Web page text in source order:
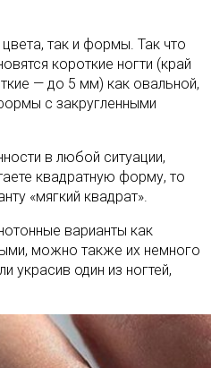
так и формы. Так что
короткие ногти (край
— до 5 мм) как овальной,
с закругленными
в любой ситуации,
квадратную форму, то
«мягкий квадрат».
варианты как
можно также их немного
украсив один из ногтей,